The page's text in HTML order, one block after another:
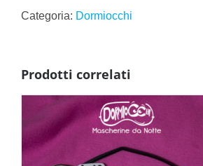
Categoria: Dormiocchi
Prodotti correlati